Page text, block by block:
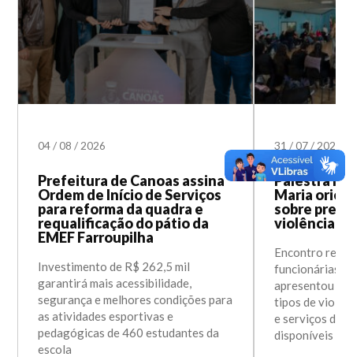
04/08/ 2026
Prefeitura de Canoas assina
Ordem de Início de Serviços
para reforma da quadra e
requalificação do pátio da
EMEF Farroupilha
Investimento de R$ 262,5 mil
garantirá mais acessibilidade,
segurança e melhores condições para
as atividades esportivas e
pedagógicas de 460 estudantes da
escola
31/07/ 2026
Palestra na
Maria
sobre
violência
Encontro
funcionárias
apresentou
tipos de
e serviços de
disponíveis